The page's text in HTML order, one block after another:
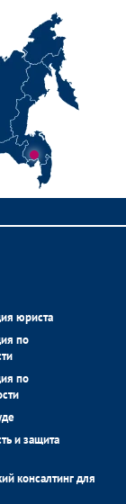
юриста
по
по
и защита
консалтинг для